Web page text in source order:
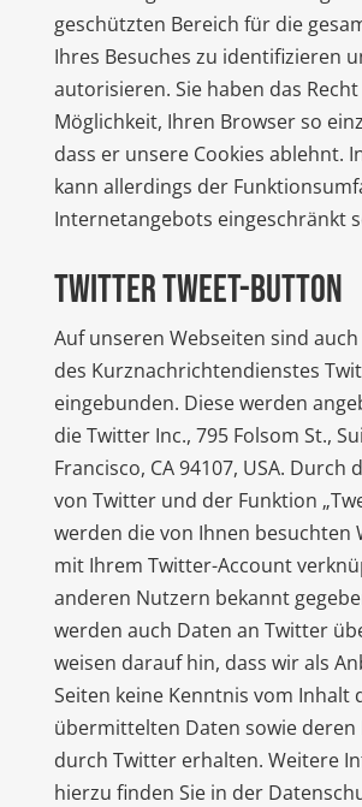
geschützten Bereich für die
Ihres Besuches zu identifizieren
autorisieren. Sie haben das
Möglichkeit, Ihren Browser so
dass er unsere Cookies ablehnt.
kann allerdings der
Internetangebots eingeschränkt
Twitter Tweet-Button
Auf unseren Webseiten sind
des Kurznachrichtendienstes
eingebunden. Diese werden
die Twitter Inc., 795 Folsom St.,
Francisco, CA 94107, USA. Durch
von Twitter und der Funktion
werden die von Ihnen besuchten
mit Ihrem Twitter-Account
anderen Nutzern bekannt
werden auch Daten an Twitter
weisen darauf hin, dass wir als
Seiten keine Kenntnis vom Inhalt
übermittelten Daten sowie deren
durch Twitter erhalten. Weitere
hierzu finden Sie in der